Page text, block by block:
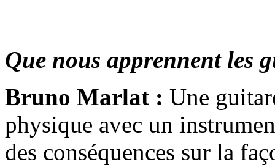
Que nous apprennent les
Bruno Marlat : Une
physique avec un
des conséquences sur la